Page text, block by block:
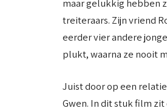
maar gelukkig hebben
treiteraars. Zijn vriend
eerder vier andere
plukt, waarna ze nooit
Juist door op een
Gwen. In dit stuk film